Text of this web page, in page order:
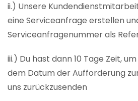
ii.) Unsere
eine Serviceanfrage erstellen
Serviceanfragenummer als
iii.) Du hast dann 10 Tage Zeit,
dem Datum der Aufforderung
uns zurückzusenden